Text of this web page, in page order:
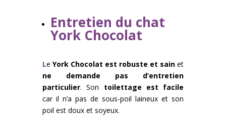
Entretien du chat
York Chocolat
Le York Chocolat est robuste et sain et
ne demande pas d’entretien
particulier. Son toilettage est facile
car il n’a pas de sous-poil laineux et son
poil est doux et soyeux.